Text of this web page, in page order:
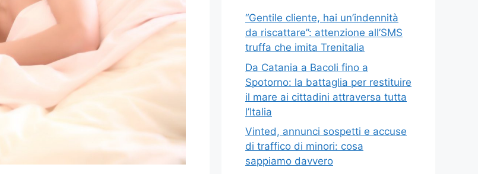
“Gentile cliente, hai un’indennità
da riscattare”: attenzione all’SMS
truffa che imita Trenitalia
Da Catania a Bacoli fino a
Spotorno: la battaglia per restituire
il mare ai cittadini attraversa tutta
l’Italia
Vinted, annunci sospetti e accuse
di traffico di minori: cosa
sappiamo davvero